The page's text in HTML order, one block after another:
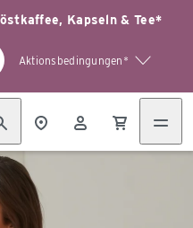
Kapseln & Tee*
Aktionsbedingungen*